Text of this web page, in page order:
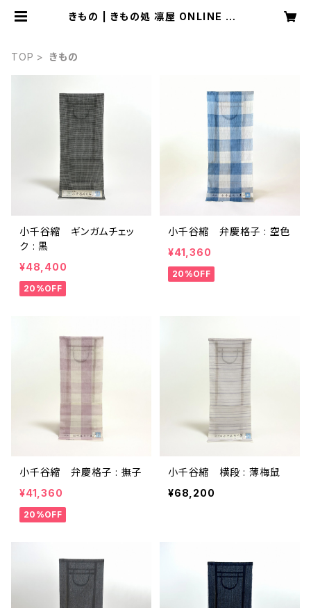
きもの | きもの処 凛屋 ONLINE SH
TOP きもの
小千谷縮 ギンガムチェッ
ク : 黒
¥48,400
20%OFF
小千谷縮 弁慶格子 : 空色
¥41,360
20%OFF
小千谷縮 弁慶格子 : 撫子
¥41,360
20%OFF
小千谷縮 横段 : 薄梅鼠
¥68,200